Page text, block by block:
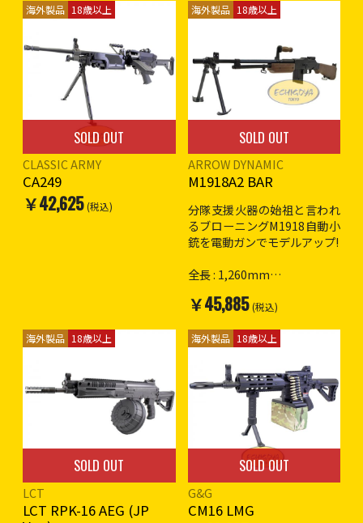
海外製品 18歳以上
SOLD OUT
CLASSIC ARMY
CA249
￥42,625 (税込)
海外製品 18歳以上
SOLD OUT
ARROW DYNAMIC
M1918A2 BAR
分隊支援火器の始祖と言われ
るブローニングM1918自動小
銃を電動ガンでモデルアップ!
全長 : 1,260mm
フルオートのみ
ストック・ハンドガード : プ
展開式バットプレート、フル
アジャスタブル可倒式リアサ
付属品 : バイポッド、キャリ
ングハンドル、ゼンマイ式多
弾数マガジン
バッテリーはストック内にス
ティックバッテリーを収納(ミ
ニコネクター)
￥45,885 (税込)
海外製品 18歳以上
SOLD OUT
LCT
LCT RPK-16 AEG (JP
海外製品 18歳以上
SOLD OUT
G&G
CM16 LMG